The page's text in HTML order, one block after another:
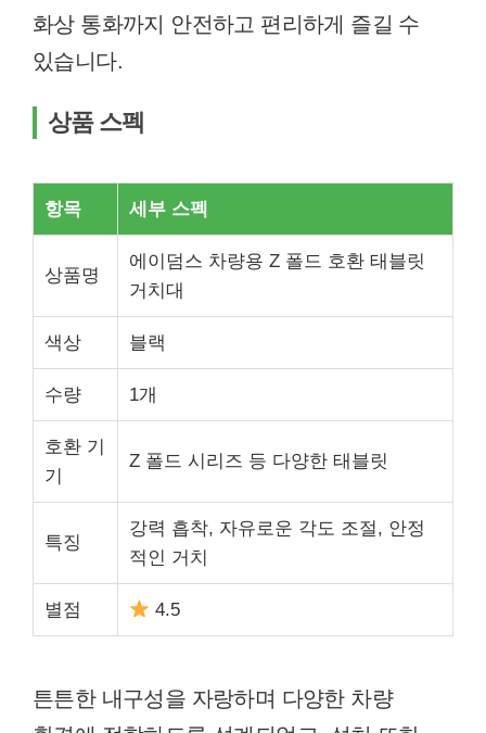
화상 통화까지 안전하고 편리하게 즐길 수
있습니다.
상품 스펙
항목 세부 스펙
상품명
에이덤스 차량용 Z 폴드 호환 태블릿
거치대
색상 블랙
수량 1개
호환 기
기
Z 폴드 시리즈 등 다양한 태블릿
특징
강력 흡착, 자유로운 각도 조절, 안정
적인 거치
별점 4.5
튼튼한 내구성을 자랑하며 다양한 차량